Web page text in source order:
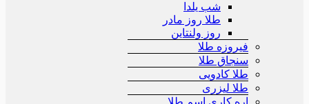
شب یلدا
طلا روز مادر
روز ولنتاین
فیروزه طلا
سنجاق طلا
طلا کادویی
طلا لیزری
اره کاری اسم طلا